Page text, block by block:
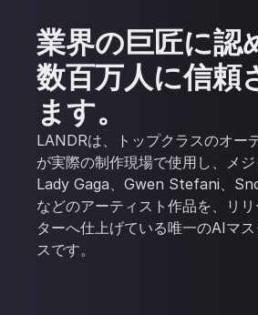
業界の巨匠に認
数百万人に信頼
ます。
LANDRは、トップクラスのオー
が実際の制作現場で使用し、メ
Lady Gaga、Gwen Stefani、
などのアーティスト作品を、リ
ターへ仕上げている唯一のAIマ
スです。